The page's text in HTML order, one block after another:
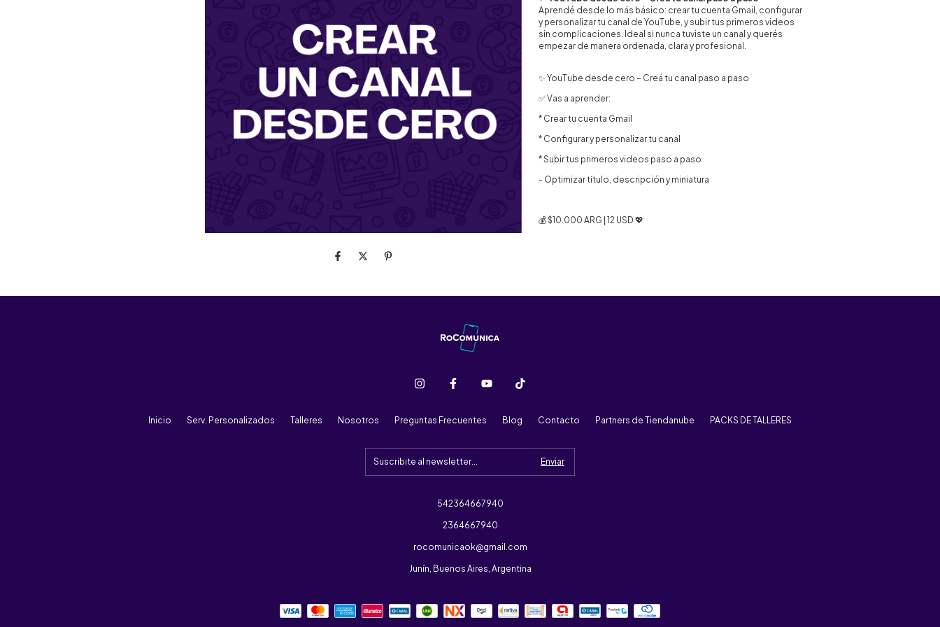
Aprendé desde lo más básico: crear tu cuenta Gmail, configurar
y personalizar tu canal de YouTube, y subir tus primeros videos
sin complicaciones. Ideal si nunca tuviste un canal y querés
empezar de manera ordenada, clara y profesional.
✨ YouTube desde cero – Creá tu canal paso a paso
✅️ Vas a aprender:
* Crear tu cuenta Gmail
* Configurar y personalizar tu canal
* Subir tus primeros videos paso a paso
- Optimizar título, descripción y miniatura
💰 $10.000 ARG | 12 USD 💖
Inicio Serv. Personalizados Talleres Nosotros Preguntas Frecuentes Blog Contacto Partners de Tiendanube PACKS DE TALLERES
542364667940
2364667940
rocomunicaok@gmail.com
Junín, Buenos Aires, Argentina